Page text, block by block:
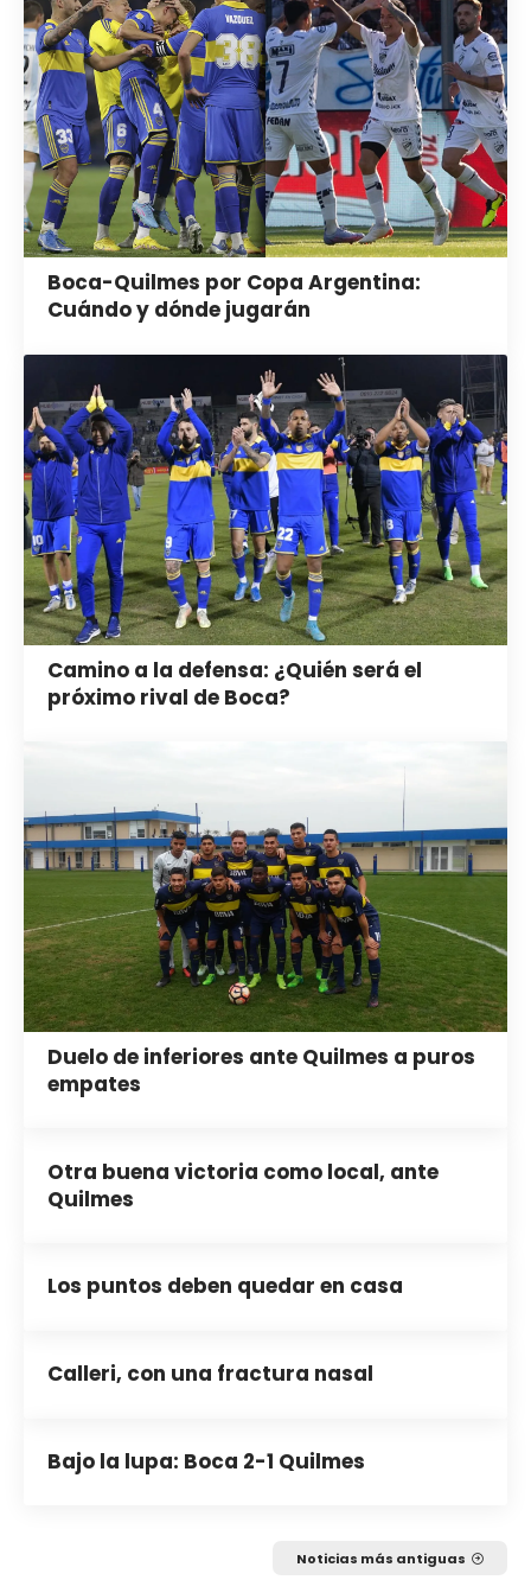
Boca-Quilmes por Copa Argentina:
Cuándo y dónde jugarán
Camino a la defensa: ¿Quién será el
próximo rival de Boca?
Duelo de inferiores ante Quilmes a puros
empates
Otra buena victoria como local, ante
Quilmes
Los puntos deben quedar en casa
Calleri, con una fractura nasal
Bajo la lupa: Boca 2-1 Quilmes
Noticias más antiguas